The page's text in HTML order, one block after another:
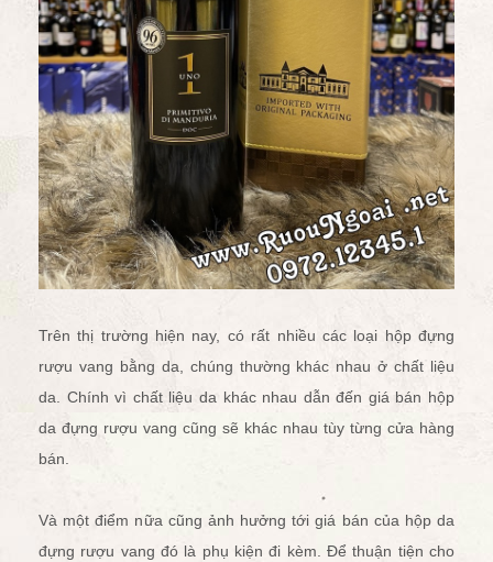
Trên thị trường hiện nay, có rất nhiều các loại hộp đựng
rượu vang bằng da, chúng thường khác nhau ở chất liệu
da. Chính vì chất liệu da khác nhau dẫn đến giá bán hộp
da đựng rượu vang cũng sẽ khác nhau tùy từng cửa hàng
bán.
Và một điểm nữa cũng ảnh hưởng tới giá bán của hộp da
đựng rượu vang đó là phụ kiện đi kèm. Để thuận tiện cho